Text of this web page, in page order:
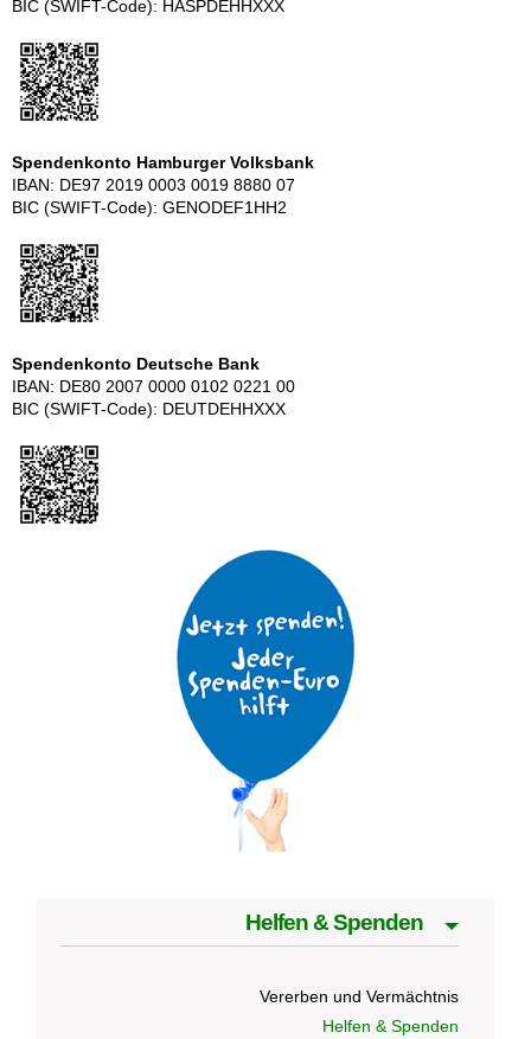
BIC (SWIFT-Code): HASPDEHHXXX
Spendenkonto Hamburger Volksbank
IBAN: DE97 2019 0003 0019 8880 07
BIC (SWIFT-Code): GENODEF1HH2
Spendenkonto Deutsche Bank
IBAN: DE80 2007 0000 0102 0221 00
BIC (SWIFT-Code): DEUTDEHHXXX
Helfen & Spenden
Vererben und Vermächtnis
Helfen & Spenden